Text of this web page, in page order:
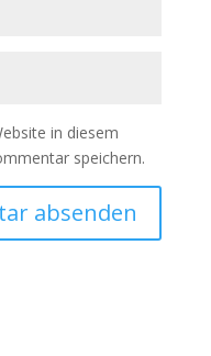
in diesem
speichern.